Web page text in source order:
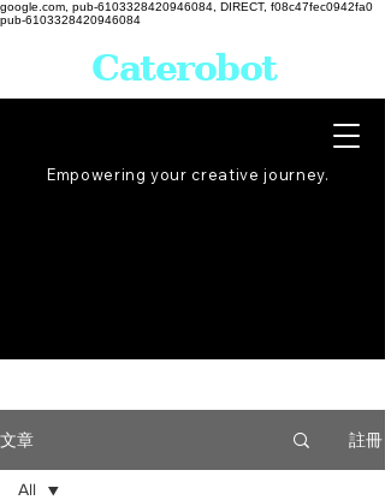
google.com, pub-6103328420946084, DIRECT, f08c47fec0942fa0
pub-6103328420946084
Empowering your creative journey.
Caterobot
文章 註冊
All